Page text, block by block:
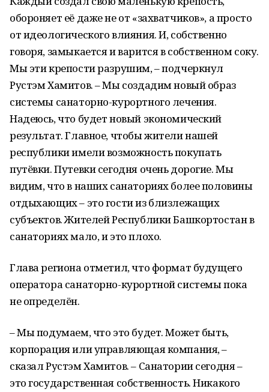
обороняет её даже не от «захватчиков», а просто
от идеологического влияния. И, собственно
говоря, замыкается и варится в собственном соку.
Мы эти крепости разрушим, – подчеркнул
Рустэм Хамитов. – Мы создадим новый образ
системы санаторно-курортного лечения.
Надеюсь, что будет новый экономический
результат. Главное, чтобы жители нашей
республики имели возможность покупать
путёвки. Путевки сегодня очень дорогие. Мы
видим, что в наших санаториях более половины
отдыхающих – это гости из близлежащих
субъектов. Жителей Республики Башкортостан в
санаториях мало, и это плохо.
Глава региона отметил, что формат будущего
оператора санаторно-курортной системы пока
не определён.
– Мы подумаем, что это будет. Может быть,
корпорация или управляющая компания, –
сказал Рустэм Хамитов. – Санатории сегодня –
это государственная собственность. Никакого